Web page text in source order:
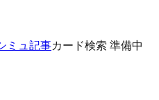
ミュ 記事カード検索 準備中